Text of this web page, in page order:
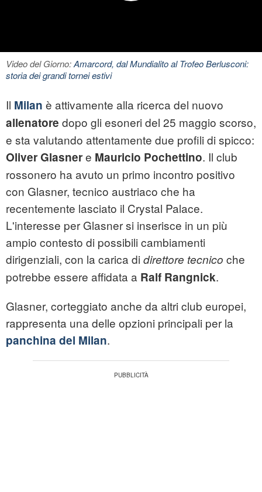
Video del Giorno:Amarcord, dal Mundialito al Trofeo Berlusconi:
storia dei grandi tornei estivi
Il Milan è attivamente alla ricerca del nuovo
allenatore dopo gli esoneri del 25 maggio scorso,
e sta valutando attentamente due profili di spicco:
Oliver Glasnere Mauricio Pochettino. Il club
rossonero ha avuto un primo incontro positivo
con Glasner, tecnico austriaco che ha
recentemente lasciato il Crystal Palace.
L'interesse per Glasner si inserisce in un più
ampio contesto di possibili cambiamenti
dirigenziali, con la carica di direttore tecnico che
potrebbe essere affidata a Ralf Rangnick.
Glasner, corteggiato anche da altri club europei,
rappresenta una delle opzioni principali per la
panchina del Milan.